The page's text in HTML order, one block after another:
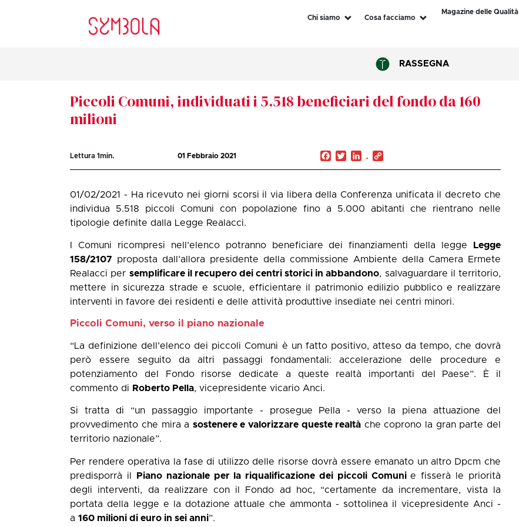
Chi siamo Cosa facciamo
Magazine delle Qualità
RASSEGNA
Piccoli Comuni, individuati i 5.518 beneficiari del fondo da 160
milioni
Lettura1min. 01 Febbraio 2021 Facebook
TwitterLinkedIn
01/02/2021 - Ha ricevuto nei giorni scorsi il via libera della Conferenza unificata il decreto che
individua 5.518 piccoli Comuni con popolazione fino a 5.000 abitanti che rientrano nelle
tipologie definite dalla Legge Realacci.
I Comuni ricompresi nell’elenco potranno beneficiare dei finanziamenti della legge
Legge
158/2107 proposta dall’allora presidente della commissione Ambiente della Camera Ermete
Realacci per semplificare il recupero dei centri storici in abbandono, salvaguardare il territorio,
mettere in sicurezza strade e scuole, efficientare il patrimonio edilizio pubblico e realizzare
interventi in favore dei residenti e delle attività produttive insediate nei centri minori.
Piccoli Comuni, verso il piano nazionale
“La definizione dell’elenco dei piccoli Comuni è un fatto positivo, atteso da tempo, che dovrà
però essere seguito da altri passaggi fondamentali: accelerazione delle procedure e
potenziamento del Fondo risorse dedicate a queste realtà importanti del Paese”. È il
commento di Roberto Pella, vicepresidente vicario Anci.
Si tratta di “un passaggio importante - prosegue Pella - verso la piena attuazione del
provvedimento che mira a sostenere e valorizzare queste realtà che coprono la gran parte del
territorio nazionale”.
Per rendere operativa la fase di utilizzo delle risorse dovrà essere emanato un altro Dpcm che
predisporrà il Piano nazionale per la riqualificazione dei piccoli Comunie fisserà le priorità
degli interventi, da realizzare con il Fondo ad hoc, “certamente da incrementare, vista la
portata della legge e la dotazione attuale che ammonta - sottolinea il vicepresidente Anci -
a160 milioni di euro in sei anni”.